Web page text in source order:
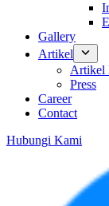
Gallery
Artikel
Artikel
Press
Career
Contact
Hubungi Kami